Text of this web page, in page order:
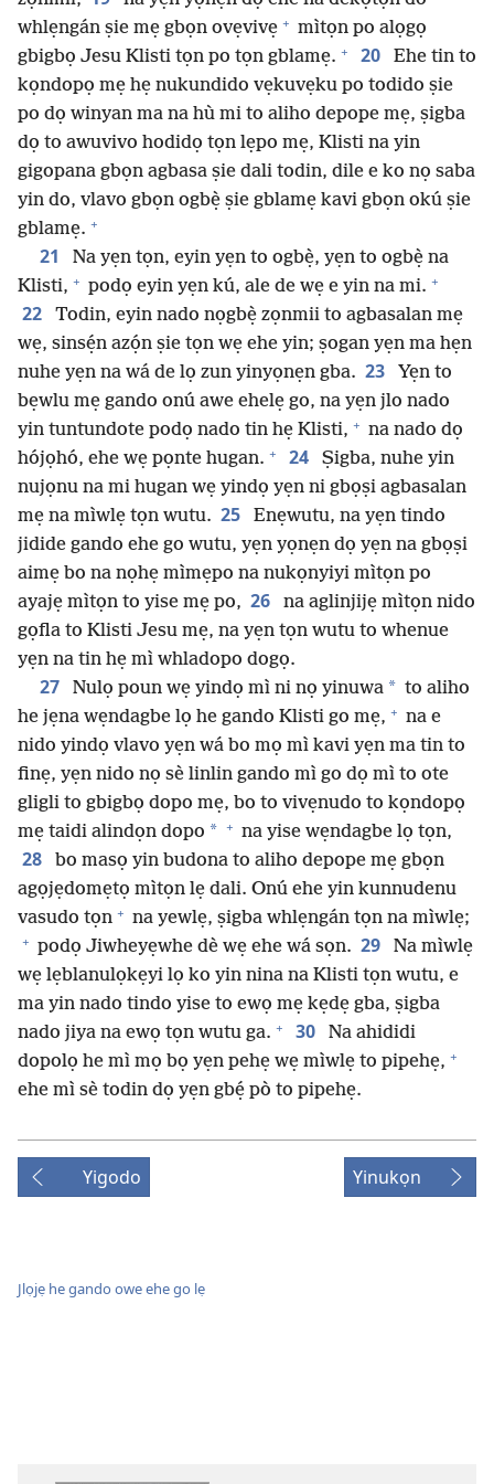
whlẹngán ṣie mẹ gbọn ovẹvivẹ + mìtọn po alọgọ
gbigbọ Jesu Klisti tọn po tọn gblamẹ. + 20
Ehe tin to
kọndopọ mẹ hẹ nukundido vẹkuvẹku po todido ṣie
po dọ winyan ma na hù mi to aliho depope mẹ, ṣigba
dọ to awuvivo hodidọ tọn lẹpo mẹ, Klisti na yin
gigopana gbọn agbasa ṣie dali todin, dile e ko nọ saba
yin do, vlavo gbọn ogbẹ̀ ṣie gblamẹ kavi gbọn okú ṣie
gblamẹ. +
21
Na yẹn tọn, eyin yẹn to ogbẹ̀, yẹn to ogbẹ̀ na
Klisti, + podọ eyin yẹn kú, ale de wẹ e yin na mi. +
22
Todin, eyin nado nọgbẹ̀ zọnmii to agbasalan mẹ
wẹ, sinsẹ́n azọ́n ṣie tọn wẹ ehe yin; ṣogan yẹn ma hẹn
nuhe yẹn na wá de lọ zun yinyọnẹn gba. 23
Yẹn to
bẹwlu mẹ gando onú awe ehelẹ go, na yẹn jlo nado
yin tuntundote podọ nado tin hẹ Klisti, + na nado dọ
hójọhó, ehe wẹ pọnte hugan. + 24
Ṣigba, nuhe yin
nujọnu na mi hugan wẹ yindọ yẹn ni gbọṣi agbasalan
mẹ na mìwlẹ tọn wutu. 25
Enẹwutu, na yẹn tindo
jidide gando ehe go wutu, yẹn yọnẹn dọ yẹn na gbọṣi
aimẹ bo na nọhẹ mìmẹpo na nukọnyiyi mìtọn po
ayajẹ mìtọn to yise mẹ po, 26
na aglinjijẹ mìtọn nido
gọfla to Klisti Jesu mẹ, na yẹn tọn wutu to whenue
yẹn na tin hẹ mì whladopo dogọ.
27 Nulọ poun wẹ yindọ mì ni nọ yinuwa * to aliho
he jẹna wẹndagbe lọ he gando Klisti go mẹ, + na e
nido yindọ vlavo yẹn wá bo mọ mì kavi yẹn ma tin to
finẹ, yẹn nido nọ sè linlin gando mì go dọ mì to ote
gligli to gbigbọ dopo mẹ, bo to vivẹnudo to kọndopọ
mẹ taidi alindọn dopo * + na yise wẹndagbe lọ tọn,
28
bo masọ yin budona to aliho depope mẹ gbọn
agọjẹdomẹtọ mìtọn lẹ dali. Onú ehe yin kunnudenu
vasudo tọn + na yewlẹ, ṣigba whlẹngán tọn na mìwlẹ;
+ podọ Jiwheyẹwhe dè wẹ ehe wá sọn. 29
Na mìwlẹ
wẹ lẹblanulọkẹyi lọ ko yin nina na Klisti tọn wutu, e
ma yin nado tindo yise to ewọ mẹ kẹdẹ gba, ṣigba
nado jiya na ewọ tọn wutu ga. + 30
Na ahididi
dopolọ he mì mọ bọ yẹn pehẹ wẹ mìwlẹ to pipehẹ, +
ehe mì sè todin dọ yẹn gbẹ́ pò to pipehẹ.
Yigodo Yinukọn
Jlọjẹ he gando owe ehe go lẹ